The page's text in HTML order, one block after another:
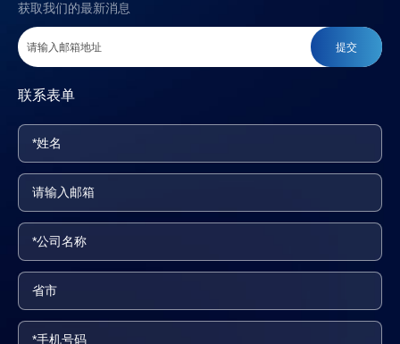
联系表单
获取我们的最新消息
提交